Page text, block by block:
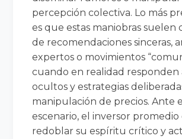
percepción colectiva. Lo más
es que estas maniobras suelen
de recomendaciones sinceras,
expertos o movimientos
cuando en realidad responden
ocultos y estrategias
manipulación de precios. Ante
escenario, el inversor promedio
redoblar su espíritu crítico y